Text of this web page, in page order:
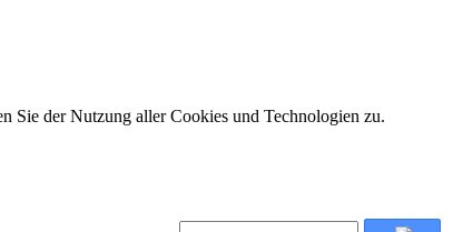
Sie der Nutzung aller Cookies und Technologien zu.